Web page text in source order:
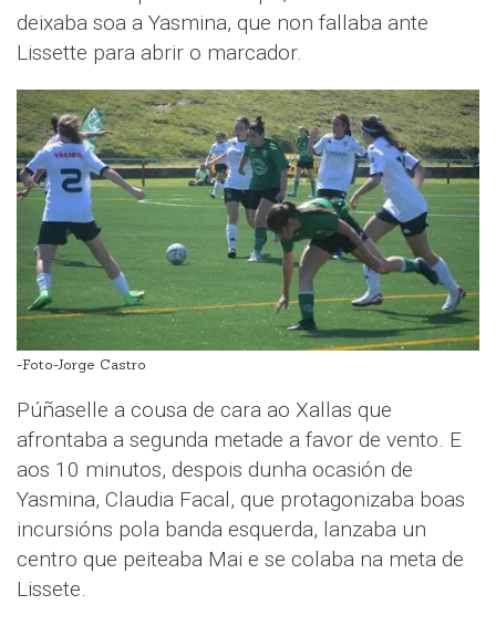
deixaba soa a Yasmina, que non fallaba ante
Lissette para abrir o marcador.
-Foto-Jorge Castro
Púñaselle a cousa de cara ao Xallas que
afrontaba a segunda metade a favor de vento. E
aos 10 minutos, despois dunha ocasión de
Yasmina, Claudia Facal, que protagonizaba boas
incursións pola banda esquerda, lanzaba un
centro que peiteaba Mai e se colaba na meta de
Lissete.